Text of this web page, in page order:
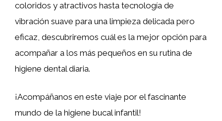
coloridos y atractivos hasta tecnología de
vibración suave para una limpieza delicada pero
eficaz, descubriremos cuál es la mejor opción para
acompañar a los más pequeños en su rutina de
higiene dental diaria.
¡Acompáñanos en este viaje por el fascinante
mundo de la higiene bucal infantil!